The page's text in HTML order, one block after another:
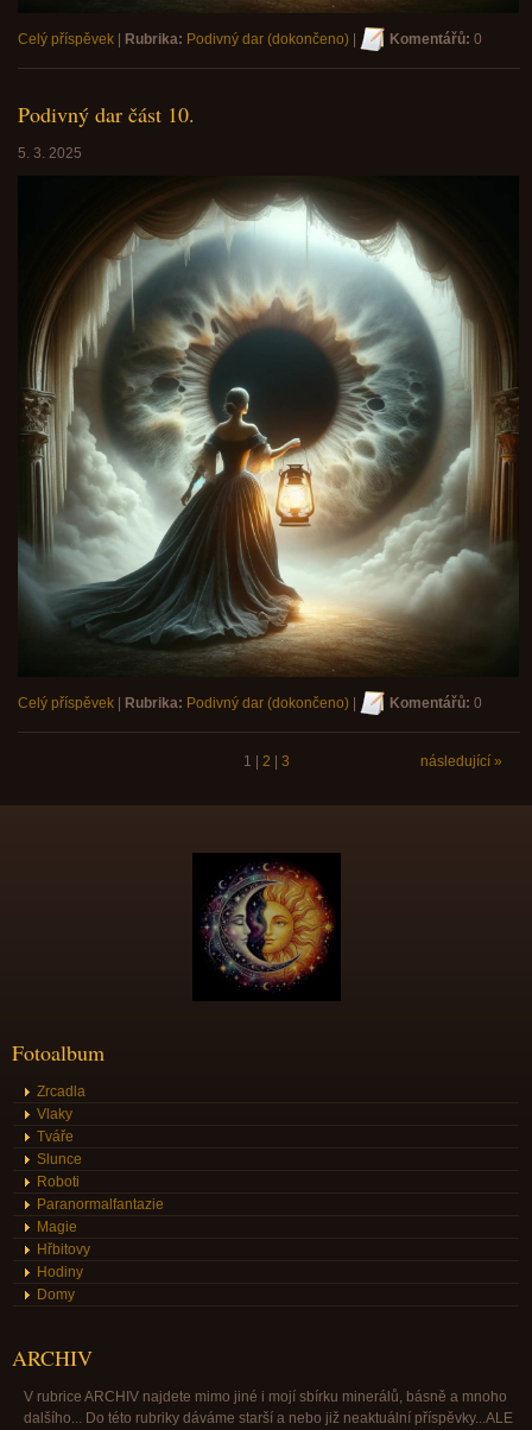
Celý příspěvek Rubrika: Podivný dar (dokončeno) Komentářů: 0
Podivný dar část 10.
5. 3. 2025
Celý příspěvek Rubrika: Podivný dar (dokončeno) Komentářů: 0
1 2 3 následující »
Fotoalbum
Zrcadla
Vlaky
Tváře
Slunce
Roboti
Paranormalfantazie
Magie
Hřbitovy
Hodiny
Domy
ARCHIV
V rubrice ARCHIV najdete mimo jiné i mojí sbírku minerálů, básně a mnoho
dalšího... Do této rubriky dáváme starší a nebo již neaktuální příspěvky...ALE